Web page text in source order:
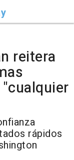
reitera
rápidos